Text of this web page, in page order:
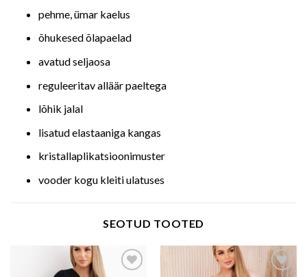
pehme, ümar kaelus
õhukesed õlapaelad
avatud seljaosa
reguleeritav alläär paeltega
lõhik jalal
lisatud elastaaniga kangas
kristallaplikatsioonimuster
vooder kogu kleiti ulatuses
SEOTUD TOOTED